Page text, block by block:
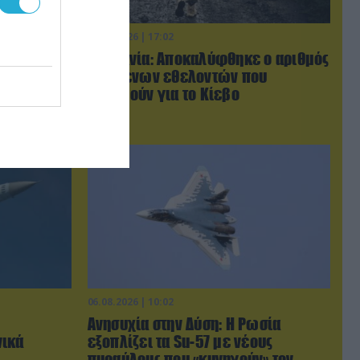
06.08.2026 | 17:02
Ουκρανία: Αποκαλύφθηκε ο αριθμός
των ξένων εθελοντών που
πολεμούν για το Κίεβο
06.08.2026 | 10:02
Ανησυχία στην Δύση: H Ρωσία
εξοπλίζει τα Su-57 με νέους